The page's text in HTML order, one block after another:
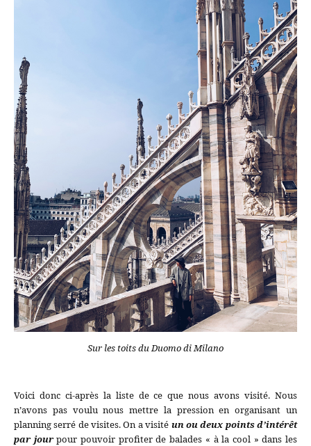
Sur les toits du Duomo di Milano
Voici donc ci-après la liste de ce que nous avons visité. Nous
n’avons pas voulu nous mettre la pression en organisant un
planning serré de visites. On a visité un ou deux points d’intérêt
par jourpour pouvoir profiter de balades « à la cool » dans les